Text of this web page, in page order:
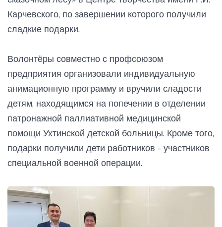
Карчевского, по завершении которого получили
сладкие подарки.
Волонтёры совместно с профсоюзом
предприятия организовали индивидуальную
анимационную программу и вручили сладости
детям, находящимся на попечении в отделении
патронажной паллиативной медицинской
помощи Ухтинской детской больницы. Кроме того,
подарки получили дети работников - участников
специальной военной операции.